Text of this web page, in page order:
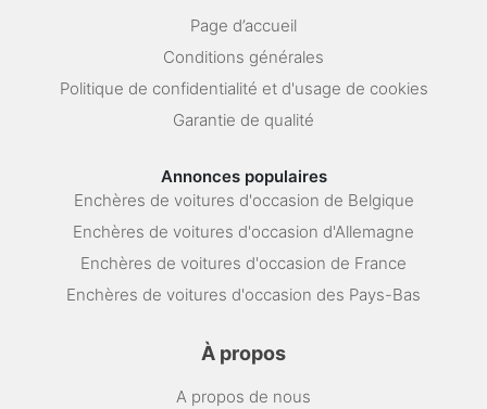
Page d’accueil
Conditions générales
Politique de confidentialité et d'usage de cookies
Garantie de qualité
Annonces populaires
Enchères de voitures d'occasion de Belgique
Enchères de voitures d'occasion d'Allemagne
Enchères de voitures d'occasion de France
Enchères de voitures d'occasion des Pays-Bas
À propos
A propos de nous